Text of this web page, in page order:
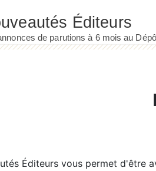
Éditeurs vous permet d'être